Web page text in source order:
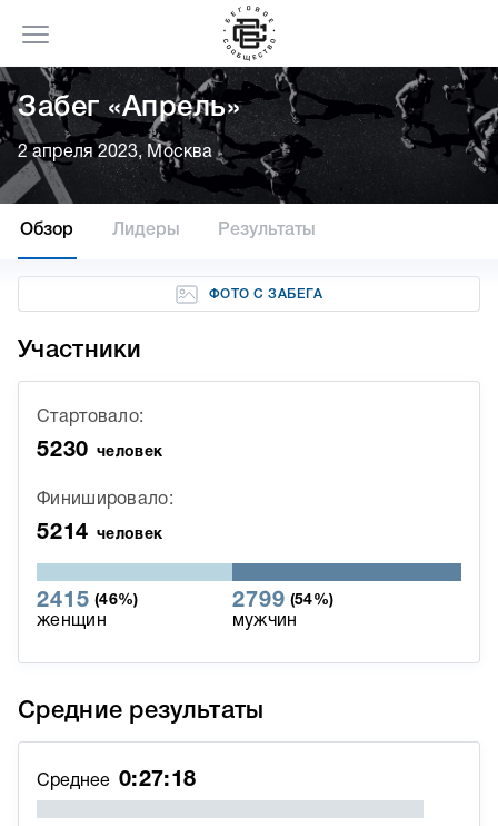
Забег «Апрель»
2 апреля 2023, Москва
Обзор Лидеры Результаты
ФОТО С ЗАБЕГА
Участники
Стартовало:
5230 человек
Финишировало:
5214 человек
2415 (46%)
женщин
2799 (54%)
мужчин
Средние результаты
Среднее 0:27:18